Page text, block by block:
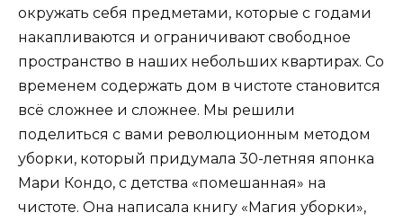
окружать себя предметами, которые с годами
накапливаются и ограничивают свободное
пространство в наших небольших квартирах. Со
временем содержать дом в чистоте становится
всё сложнее и сложнее. Мы решили
поделиться с вами революционным методом
уборки, который придумала 30-летняя японка
Мари Кондо, с детства «помешанная» на
чистоте. Она написала книгу «Магия уборки»,